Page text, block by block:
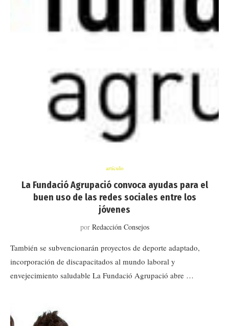
artículo
La Fundació Agrupació convoca ayudas para el
buen uso de las redes sociales entre los
jóvenes
por Redacción Consejos
También se subvencionarán proyectos de deporte adaptado,
incorporación de discapacitados al mundo laboral y
envejecimiento saludable La Fundació Agrupació abre …